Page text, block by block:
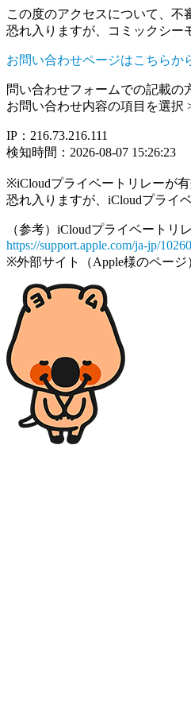
この度のアクセスについて、不
恐れ入りますが、コミックシー
お問い合わせページはこちらか
問い合わせフォームでの記載の
お問い合わせ内容の項目を選択
IP：216.73.216.111
検知時間：2026-08-07 15:26:23
※iCloudプライベートリレーが
恐れ入りますが、iCloudプライ
（参考）iCloudプライベートリ
https://support.apple.com/ja-jp/
※外部サイト（Apple様のページ